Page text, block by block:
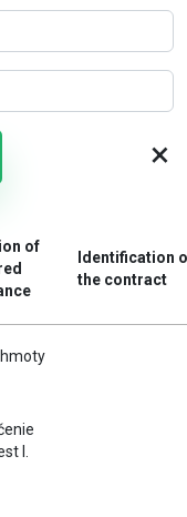
×
of
Identification
the contract
I.